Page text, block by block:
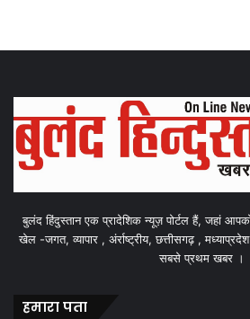
बुलंद हिंदुस्तान एक प्रादेशिक न्यूज़ पोर्टल हैं, जहां
खेल -जगत, व्यापार , अंर्राष्ट्रीय, छत्तीसगढ़ ,
सबसे प्रथम खबर ।
हमारा पता